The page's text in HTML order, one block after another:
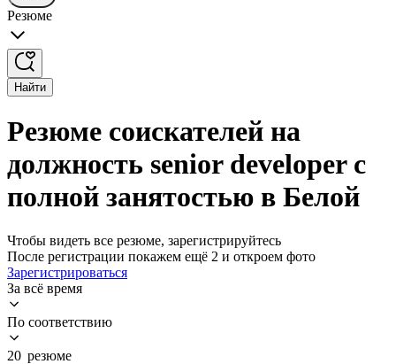
Резюме
Найти
Резюме соискателей на
должность senior developer с
полной занятостью в Белой
Чтобы видеть все резюме, зарегистрируйтесь
После регистрации покажем ещё 2 и откроем фото
Зарегистрироваться
За всё время
По соответствию
20 резюме